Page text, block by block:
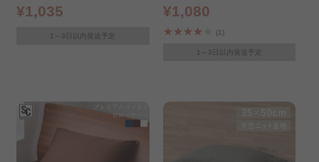
¥1,035
1～3日以内発送予定
¥1,080
(1)
1～3日以内発送予定